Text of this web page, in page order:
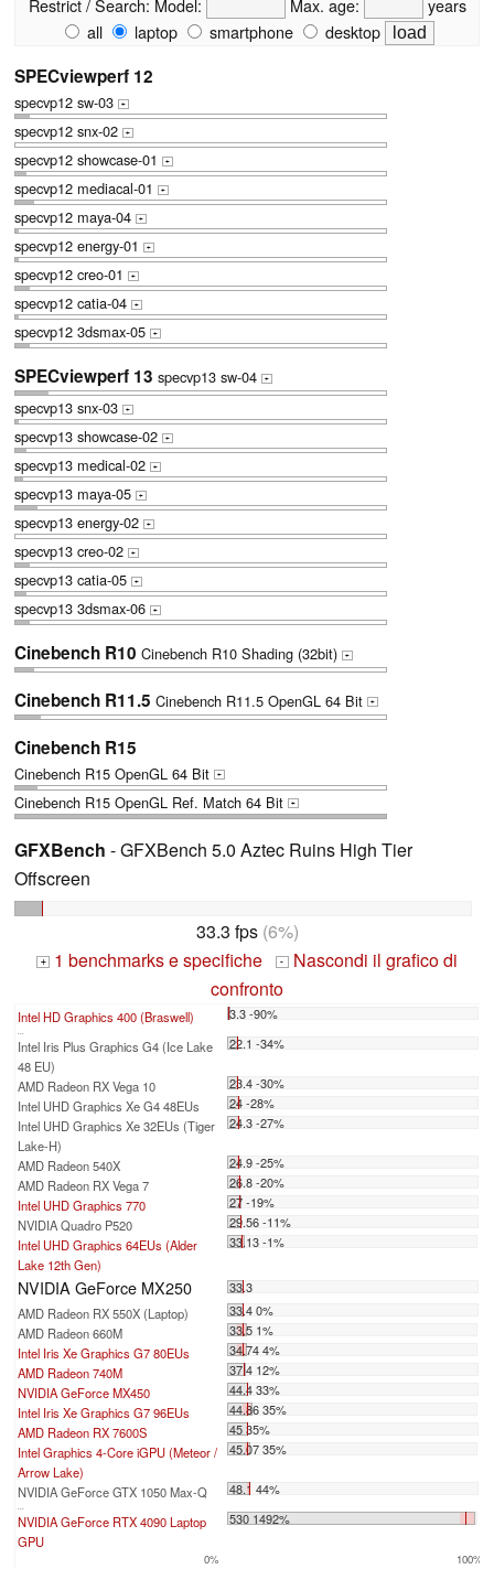
Restrict / Search: Model: Max. age:
years
all
laptop smartphone desktop
SPECviewperf 12
specvp12 sw-03 +
specvp12 snx-02 +
specvp12 showcase-01 +
specvp12 mediacal-01 +
specvp12 maya-04 +
specvp12 energy-01 +
specvp12 creo-01 +
specvp12 catia-04 +
specvp12 3dsmax-05 +
SPECviewperf 13 specvp13 sw-04 +
specvp13 snx-03 +
specvp13 showcase-02 +
specvp13 medical-02 +
specvp13 maya-05 +
specvp13 energy-02 +
specvp13 creo-02 +
specvp13 catia-05 +
specvp13 3dsmax-06 +
Cinebench R10 Cinebench R10 Shading (32bit) +
Cinebench R11.5 Cinebench R11.5 OpenGL 64 Bit +
Cinebench R15
Cinebench R15 OpenGL 64 Bit +
Cinebench R15 OpenGL Ref. Match 64 Bit +
GFXBench - GFXBench 5.0 Aztec Ruins High Tier
Offscreen
33.3 fps(6%)
+ 1 benchmarks e specifiche - Nascondi il grafico di
confronto
Intel HD Graphics 400 (Braswell) 3.3 -90%
...
Intel Iris Plus Graphics G4 (Ice Lake
48 EU)
22.1 -34%
AMD Radeon RX Vega 10
23.4 -30%
Intel UHD Graphics Xe G4 48EUs
24 -28%
Intel UHD Graphics Xe 32EUs (Tiger
Lake-H)
24.3 -27%
AMD Radeon 540X
24.9 -25%
AMD Radeon RX Vega 7
26.8 -20%
Intel UHD Graphics 770
27 -19%
NVIDIA Quadro P520
29.56 -11%
Intel UHD Graphics 64EUs (Alder
Lake 12th Gen)
33.13 -1%
NVIDIA GeForce MX250
33.3
AMD Radeon RX 550X (Laptop)
33.4 0%
AMD Radeon 660M
33.5 1%
Intel Iris Xe Graphics G7 80EUs
34.74 4%
AMD Radeon 740M
37.4 12%
NVIDIA GeForce MX450
44.4 33%
Intel Iris Xe Graphics G7 96EUs
44.86 35%
AMD Radeon RX 7600S
45 35%
Intel Graphics 4-Core iGPU (Meteor /
Arrow Lake)
45.07 35%
NVIDIA GeForce GTX 1050 Max-Q 48.1 44%
...
NVIDIA GeForce RTX 4090 Laptop
GPU
530 1492%
0% 100%